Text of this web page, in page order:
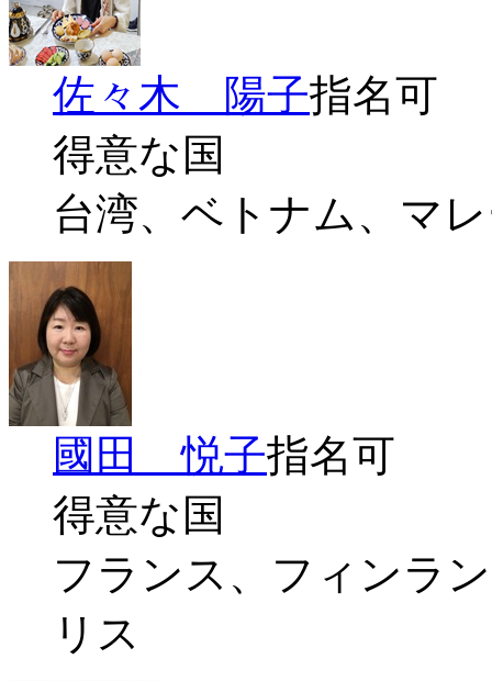
佐々木 陽子指名可
得意な国
台湾、ベトナム、マ
國田 悦子指名可
得意な国
フランス、フィンラ
リス